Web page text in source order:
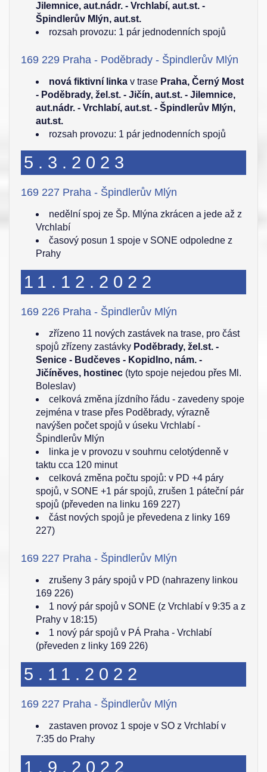
Jilemnice, aut.nádr. - Vrchlabí, aut.st. -
Špindlerův Mlýn, aut.st.
rozsah provozu: 1 pár jednodenních spojů
169 229 Praha - Poděbrady - Špindlerův Mlýn
nová fiktivní linka v trase Praha, Černý Most
- Poděbrady, žel.st. - Jičín, aut.st. - Jilemnice,
aut.nádr. - Vrchlabí, aut.st. - Špindlerův Mlýn,
aut.st.
rozsah provozu: 1 pár jednodenních spojů
5.3.2023
169 227 Praha - Špindlerův Mlýn
nedělní spoj ze Šp. Mlýna zkrácen a jede až z
Vrchlabí
časový posun 1 spoje v SONE odpoledne z
Prahy
11.12.2022
169 226 Praha - Špindlerův Mlýn
zřízeno 11 nových zastávek na trase, pro část
spojů zřízeny zastávky Poděbrady, žel.st. -
Senice - Budčeves - Kopidlno, nám. -
Jičíněves, hostinec (tyto spoje nejedou přes Ml.
Boleslav)
celková změna jízdního řádu - zavedeny spoje
zejména v trase přes Poděbrady, výrazně
navýšen počet spojů v úseku Vrchlabí -
Špindlerův Mlýn
linka je v provozu v souhrnu celotýdenně v
taktu cca 120 minut
celková změna počtu spojů: v PD +4 páry
spojů, v SONE +1 pár spojů, zrušen 1 páteční pár
spojů (převeden na linku 169 227)
část nových spojů je převedena z linky 169
227)
169 227 Praha - Špindlerův Mlýn
zrušeny 3 páry spojů v PD (nahrazeny linkou
169 226)
1 nový pár spojů v SONE (z Vrchlabí v 9:35 a z
Prahy v 18:15)
1 nový pár spojů v PÁ Praha - Vrchlabí
(převeden z linky 169 226)
5.11.2022
169 227 Praha - Špindlerův Mlýn
zastaven provoz 1 spoje v SO z Vrchlabí v
7:35 do Prahy
1.9.2022